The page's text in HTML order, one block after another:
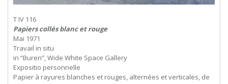
T IV 116
Papiers collés blanc et rouge
Mai 1971
Travail in situ
in “Buren”, Wide White Space Gallery
Expositio personnelle
Papier à rayures blanches et rouges, alternées et verticales, de